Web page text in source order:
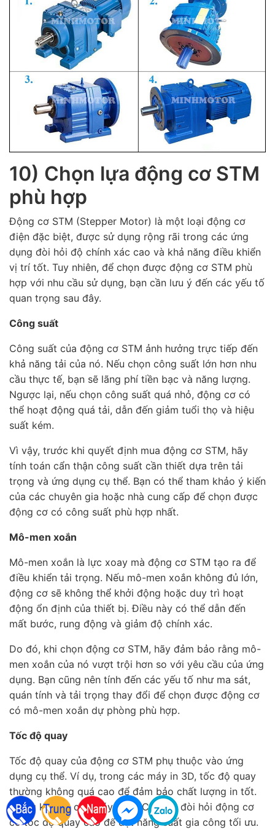
10) Chọn lựa động cơ STM
phù hợp
Động cơ STM (Stepper Motor) là một loại động cơ
điện đặc biệt, được sử dụng rộng rãi trong các ứng
dụng đòi hỏi độ chính xác cao và khả năng điều khiển
vị trí tốt. Tuy nhiên, để chọn được động cơ STM phù
hợp với nhu cầu sử dụng, bạn cần lưu ý đến các yếu tố
quan trọng sau đây.
Công suất
Công suất của động cơ STM ảnh hưởng trực tiếp đến
khả năng tải của nó. Nếu chọn công suất lớn hơn nhu
cầu thực tế, bạn sẽ lãng phí tiền bạc và năng lượng.
Ngược lại, nếu chọn công suất quá nhỏ, động cơ có
thể hoạt động quá tải, dẫn đến giảm tuổi thọ và hiệu
suất kém.
Vì vậy, trước khi quyết định mua động cơ STM, hãy
tính toán cẩn thận công suất cần thiết dựa trên tải
trọng và ứng dụng cụ thể. Bạn có thể tham khảo ý kiến
của các chuyên gia hoặc nhà cung cấp để chọn được
động cơ có công suất phù hợp nhất.
Mô-men xoắn
Mô-men xoắn là lực xoay mà động cơ STM tạo ra để
điều khiển tải trọng. Nếu mô-men xoắn không đủ lớn,
động cơ sẽ không thể khởi động hoặc duy trì hoạt
động ổn định của thiết bị. Điều này có thể dẫn đến
mất bước, rung động và giảm độ chính xác.
Do đó, khi chọn động cơ STM, hãy đảm bảo rằng mô-
men xoắn của nó vượt trội hơn so với yêu cầu của ứng
dụng. Bạn cũng nên tính đến các yếu tố như ma sát,
quán tính và tải trọng thay đổi để chọn được động cơ
có mô-men xoắn dự phòng phù hợp.
Tốc độ quay
Tốc độ quay của động cơ STM phụ thuộc vào ứng
dụng cụ thể. Ví dụ, trong các máy in 3D, tốc độ quay
thường không quá cao để đảm bảo chất lượng in tốt.
Trong khi đó, các máy phay CNC lại đòi hỏi động cơ
có tốc độ quay cao để đạt năng suất gia công tối ưu.